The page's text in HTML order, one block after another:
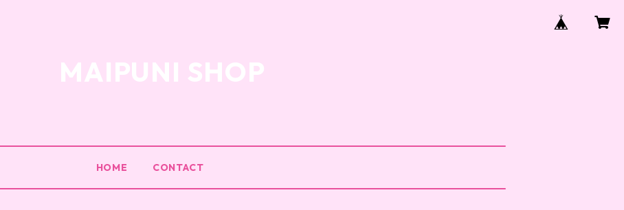
MAIPUNI SHOP
HOME CONTACT